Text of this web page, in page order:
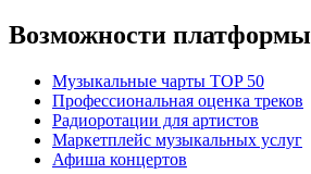
Возможности платформы
Музыкальные чарты TOP 50
Профессиональная оценка треков
Радиоротации для артистов
Маркетплейс музыкальных услуг
Афиша концертов